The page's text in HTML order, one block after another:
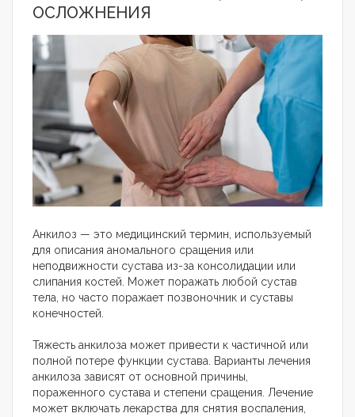
ОСЛОЖНЕНИЯ
Анкилоз — это медицинский термин, используемый
для описания аномального сращения или
неподвижности сустава из-за консолидации или
слипания костей. Может поражать любой сустав
тела, но часто поражает позвоночник и суставы
конечностей.
Тяжесть анкилоза может привести к частичной или
полной потере функции сустава. Варианты лечения
анкилоза зависят от основной причины,
пораженного сустава и степени сращения. Лечение
может включать лекарства для снятия воспаления,